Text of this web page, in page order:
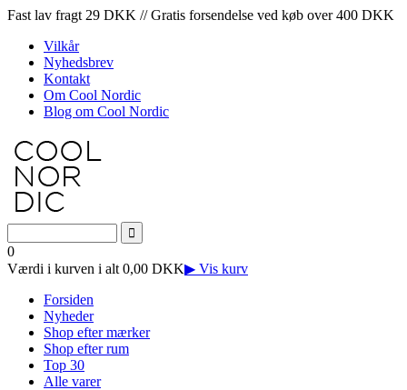
Fast lav fragt 29 DKK // Gratis forsendelse ved køb over 400 DKK
Vilkår
Nyhedsbrev
Kontakt
Om Cool Nordic
Blog om Cool Nordic
0
Værdi i kurven i alt 0,00 DKK▶ Vis kurv
Forsiden
Nyheder
Shop efter mærker
Shop efter rum
Top 30
Alle varer